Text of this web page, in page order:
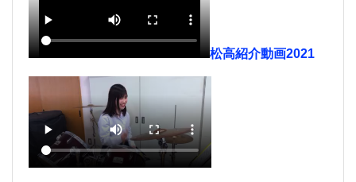
松高紹介動画2021